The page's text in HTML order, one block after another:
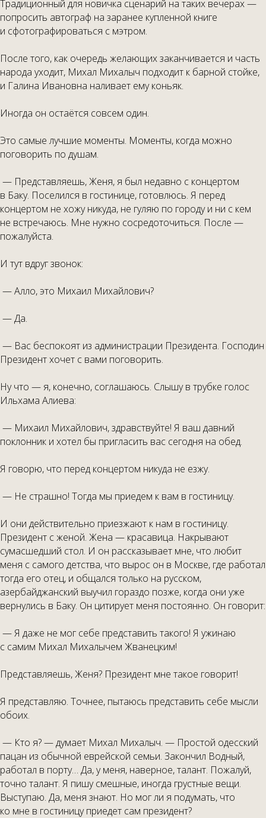
Традиционный для новичка сценарий на таких вечерах —
попросить автограф на заранее купленной книге
и сфотографироваться с мэтром.
После того, как очередь желающих заканчивается и часть
народа уходит, Михал Михалыч подходит к барной стойке,
и Галина Ивановна наливает ему коньяк.
Иногда он остаётся совсем один.
Это самые лучшие моменты. Моменты, когда можно
поговорить по душам.
— Представляешь, Женя, я был недавно с концертом
в Баку. Поселился в гостинице, готовлюсь. Я перед
концертом не хожу никуда, не гуляю по городу и ни с кем
не встречаюсь. Мне нужно сосредоточиться. После —
пожалуйста.
И тут вдруг звонок:
— Алло, это Михаил Михайлович?
— Да.
— Вас беспокоят из администрации Президента. Господин
Президент хочет с вами поговорить.
Ну что — я, конечно, соглашаюсь. Слышу в трубке голос
Ильхама Алиева:
— Михаил Михайлович, здравствуйте! Я ваш давний
поклонник и хотел бы пригласить вас сегодня на обед.
Я говорю, что перед концертом никуда не езжу.
— Не страшно! Тогда мы приедем к вам в гостиницу.
И они действительно приезжают к нам в гостиницу.
Президент с женой. Жена — красавица. Накрывают
сумасшедший стол. И он рассказывает мне, что любит
меня с самого детства, что вырос он в Москве, где работал
тогда его отец, и общался только на русском,
азербайджанский выучил гораздо позже, когда они уже
вернулись в Баку. Он цитирует меня постоянно. Он говорит:
— Я даже не мог себе представить такого! Я ужинаю
с самим Михал Михалычем Жванецким!
Представляешь, Женя? Президент мне такое говорит!
Я представляю. Точнее, пытаюсь представить себе мысли
обоих.
— Кто я? — думает Михал Михалыч. — Простой одесский
пацан из обычной еврейской семьи. Закончил Водный,
работал в порту… Да, у меня, наверное, талант. Пожалуй,
точно талант. Я пишу смешные, иногда грустные вещи.
Выступаю. Да, меня знают. Но мог ли я подумать, что
ко мне в гостиницу приедет сам президент?